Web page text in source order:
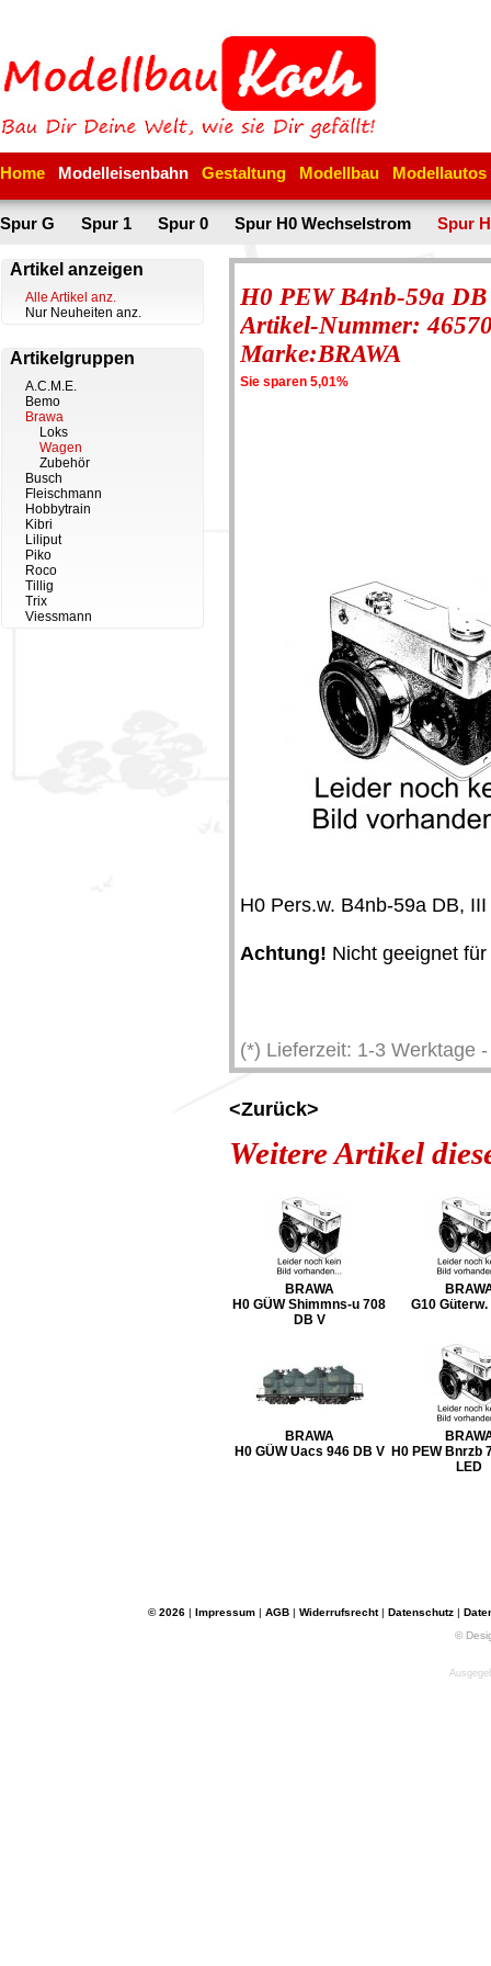
Home Modelleisenbahn Gestaltung Modellbau Modellautos
Spur G Spur 1 Spur 0 Spur H0 Wechselstrom Spur
Artikel anzeigen
Alle Artikel anz.
Nur Neuheiten anz.
Artikelgruppen
A.C.M.E.
Bemo
Brawa
Loks
Wagen
Zubehör
Busch
Fleischmann
Hobbytrain
Kibri
Liliput
Piko
Roco
Tillig
Trix
Viessmann
H0 PEW B4nb-59a
Artikel-Nummer:
Marke:BRAWA
Sie sparen 5,01%
H0 Pers.w. B4nb-59a DB, III
Achtung! Nicht geeignet
(*) Lieferzeit: 1-3 Werktage
<Zurück>
Weitere Artikel
BRAWA
H0 GÜW Shimmns-u 708
DB V
G10 Güterw.
BRAWA
H0 GÜW Uacs 946 DB V
H0 PEW Bnrzb
LED
© 2026 | Impressum | AGB | Widerrufsrecht| Datenschutz |
©